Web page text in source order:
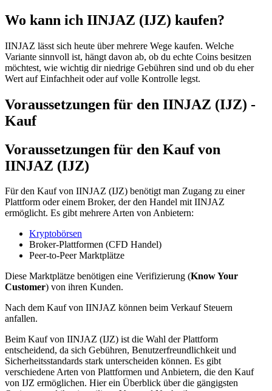
Wo kann ich IINJAZ (IJZ) kaufen?
IINJAZ lässt sich heute über mehrere Wege kaufen. Welche
Variante sinnvoll ist, hängt davon ab, ob du echte Coins besitzen
möchtest, wie wichtig dir niedrige Gebühren sind und ob du eher
Wert auf Einfachheit oder auf volle Kontrolle legst.
Voraussetzungen für den IINJAZ (IJZ) -
Kauf
Voraussetzungen für den Kauf von
IINJAZ (IJZ)
Für den Kauf von IINJAZ (IJZ) benötigt man Zugang zu einer
Plattform oder einem Broker, der den Handel mit IINJAZ
ermöglicht. Es gibt mehrere Arten von Anbietern:
Kryptobörsen
Broker-Plattformen (CFD Handel)
Peer-to-Peer Marktplätze
Diese Marktplätze benötigen eine Verifizierung (Know Your
Customer) von ihren Kunden.
Nach dem Kauf von IINJAZ können beim Verkauf Steuern
anfallen.
Beim Kauf von IINJAZ (IJZ) ist die Wahl der Plattform
entscheidend, da sich Gebühren, Benutzerfreundlichkeit und
Sicherheitsstandards stark unterscheiden können. Es gibt
verschiedene Arten von Plattformen und Anbietern, die den Kauf
von IJZ ermöglichen. Hier ein Überblick über die gängigsten